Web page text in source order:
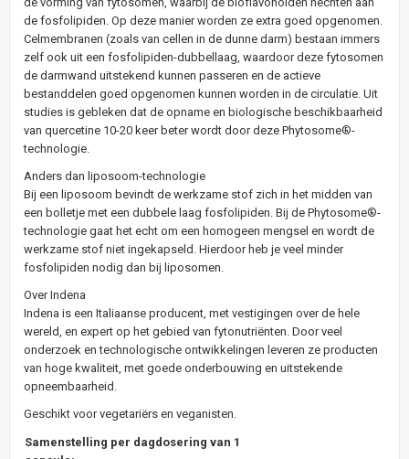
de fosfolipiden. Op deze manier worden ze extra goed opgenomen.
Celmembranen (zoals van cellen in de dunne darm) bestaan immers
zelf ook uit een fosfolipiden-dubbellaag, waardoor deze fytosomen
de darmwand uitstekend kunnen passeren en de actieve
bestanddelen goed opgenomen kunnen worden in de circulatie. Uit
studies is gebleken dat de opname en biologische beschikbaarheid
van quercetine 10-20 keer beter wordt door deze Phytosome®-
technologie.
Anders dan liposoom-technologie
Bij een liposoom bevindt de werkzame stof zich in het midden van
een bolletje met een dubbele laag fosfolipiden. Bij de Phytosome®-
technologie gaat het echt om een homogeen mengsel en wordt de
werkzame stof niet ingekapseld. Hierdoor heb je veel minder
fosfolipiden nodig dan bij liposomen.
Over Indena
Indena is een Italiaanse producent, met vestigingen over de hele
wereld, en expert op het gebied van fytonutriënten. Door veel
onderzoek en technologische ontwikkelingen leveren ze producten
van hoge kwaliteit, met goede onderbouwing en uitstekende
opneembaarheid.
Geschikt voor vegetariërs en veganisten.
Samenstelling per dagdosering van 1